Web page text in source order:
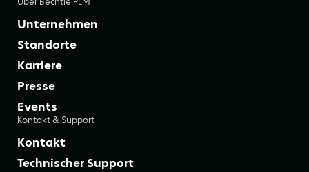
Unternehmen
Standorte
Karriere
Presse
Events
Kontakt & Support
Kontakt
Technischer Support